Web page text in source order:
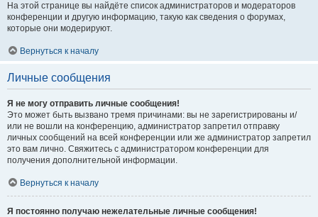
На этой странице вы найдёте список администраторов и модераторов
конференции и другую информацию, такую как сведения о форумах,
которые они модерируют.
Вернуться к началу
Личные сообщения
Я не могу отправить личные сообщения!
Это может быть вызвано тремя причинами: вы не зарегистрированы и/
или не вошли на конференцию, администратор запретил отправку
личных сообщений на всей конференции или же администратор запретил
это вам лично. Свяжитесь с администратором конференции для
получения дополнительной информации.
Вернуться к началу
Я постоянно получаю нежелательные личные сообщения!